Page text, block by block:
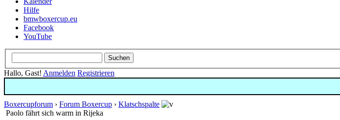
Hilfe
bmwboxercup.eu
Facebook
YouTube
Hallo, Gast! Anmelden Registrieren
Boxercupforum › Forum Boxercup › Klatschspalte
Paolo fährt sich warm in Rijeka